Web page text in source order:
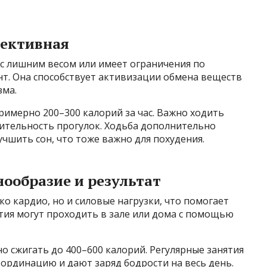
лишним весом или имеет ограничения по
Она способствует активизации обмена веществ
200–300 калорий за час. Важно ходить
прогулок. Ходьба дополнительно
сон, что тоже важно для похудения.
и результат
кардио, но и силовые нагрузки, что помогает
могут проходить в зале или дома с помощью
до 400–600 калорий. Регулярные занятия
и дают заряд бодрости на весь день.